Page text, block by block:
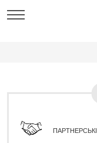
ПАРТНЕРСЬКІ